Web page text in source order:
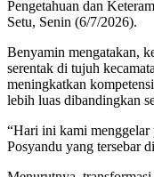
Pengetahuan dan
Setu, Senin (6/7/2026).
Benyamin mengatakan,
serentak di tujuh
meningkatkan
lebih luas dibandingkan
“Hari ini kami menggelar
Posyandu yang tersebar